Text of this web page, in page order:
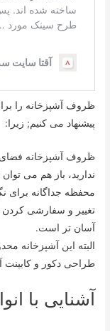
ظروف آشپزخانه را
پیشنهاد می کنیم; زیرا:
ظروف آشپزخانه فضای
ندارید، باز هم می
محفظه جداگانه برای
تغییر و سفارشی کردن
آسان تر است.
البته این آشپزخانه
طراحی دکور و
آشنایی با